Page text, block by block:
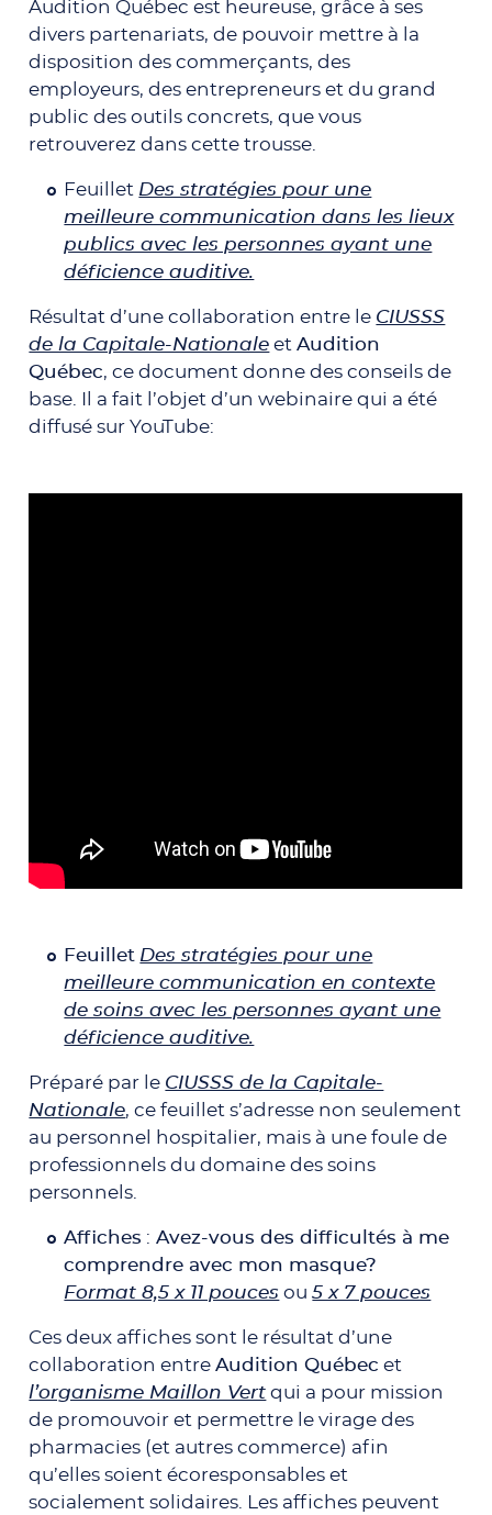
Audition Québec est heureuse, grâce à ses
divers partenariats, de pouvoir mettre à la
disposition des commerçants, des
employeurs, des entrepreneurs et du grand
public des outils concrets, que vous
retrouverez dans cette trousse.
Feuillet Des stratégies pour une
meilleure communication dans les lieux
publics avec les personnes ayant une
déficience auditive.
Résultat d’une collaboration entre le CIUSSS
de la Capitale-Nationale etAudition
Québec, ce document donne des conseils de
base. Il a fait l’objet d’un webinaire qui a été
diffusé sur YouTube:
Feuillet Des stratégies pour une
meilleure communication en contexte
de soins avec les personnes ayant une
déficience auditive.
Préparé par le CIUSSS de la Capitale-
Nationale, ce feuillet s’adresse non seulement
au personnel hospitalier, mais à une foule de
professionnels du domaine des soins
personnels.
Affiches : Avez-vous des difficultés à me
comprendre avec mon masque?
Format 8,5 x 11 pouces ou5 x 7 pouces
Ces deux affiches sont le résultat d’une
collaboration entreAudition Québec et
l’organisme Maillon Vert qui a pour mission
de promouvoir et permettre le virage des
pharmacies (et autres commerce) afin
qu’elles soient écoresponsables et
socialement solidaires. Les affiches peuvent